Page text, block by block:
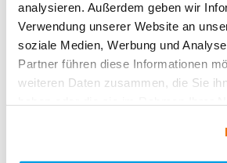
analysieren. Außerdem geben wir
Verwendung unserer Website an
soziale Medien, Werbung und
Partner führen diese Informationen
weiteren Daten zusammen, die Sie